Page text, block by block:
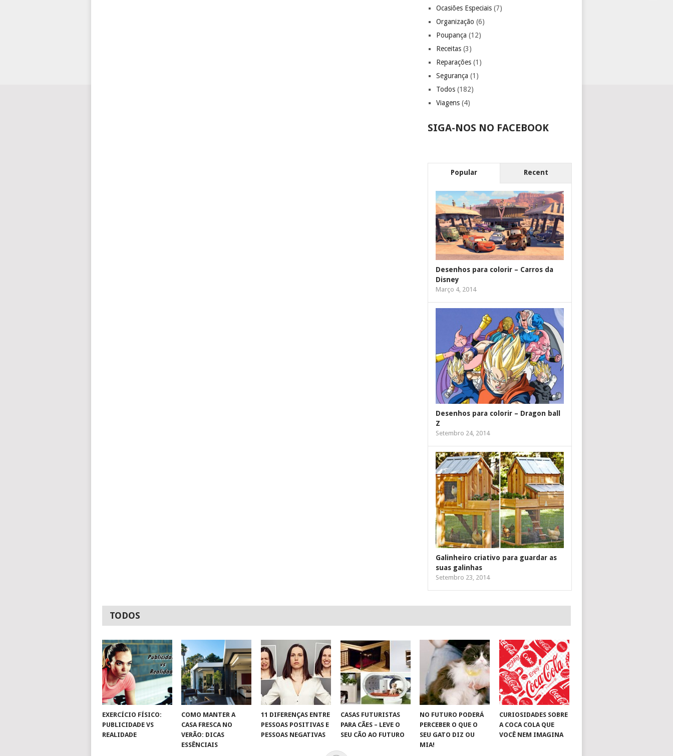
Ocasiões Especiais (7)
Organização (6)
Poupança (12)
Receitas (3)
Reparações (1)
Segurança (1)
Todos (182)
Viagens (4)
SIGA-NOS NO FACEBOOK
Popular Recent
Desenhos para colorir – Carros da
Disney
Março 4, 2014
Desenhos para colorir – Dragon ball
Z
Setembro 24, 2014
Galinheiro criativo para guardar as
suas galinhas
Setembro 23, 2014
TODOS
EXERCÍCIO FÍSICO:
PUBLICIDADE VS
REALIDADE
COMO MANTER A
CASA FRESCA NO
VERÃO: DICAS
ESSÊNCIAIS
11 DIFERENÇAS ENTRE
PESSOAS POSITIVAS E
PESSOAS NEGATIVAS
CASAS FUTURISTAS
PARA CÃES – LEVE O
SEU CÃO AO FUTURO
NO FUTURO PODERÁ
PERCEBER O QUE O
SEU GATO DIZ OU
MIA!
CURIOSIDADES SOBRE
A COCA COLA QUE
VOCÊ NEM IMAGINA